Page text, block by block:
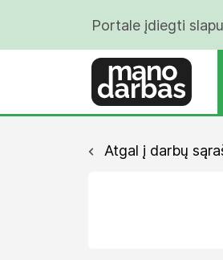
Portale įdiegti
Atgal į darbų